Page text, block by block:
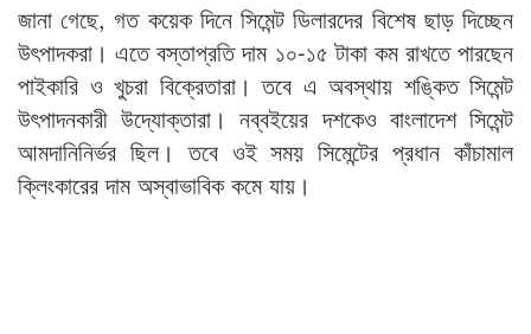
জানা গেছে, গত কয়েক দিনে সিমেন্ট ডিলারদের বিশেষ ছাড় দিচ্ছেন
উৎপাদকরা। এতে বস্তাপ্রতি দাম ১০-১৫ টাকা কম রাখতে পারছেন
পাইকারি ও খুচরা বিক্রেতারা। তবে এ অবস্থায় শঙ্কিত সিমেন্ট
উৎপাদনকারী উদ্যোক্তারা। নব্বইয়ের দশকেও বাংলাদেশ সিমেন্ট
আমদানিনির্ভর ছিল। তবে ওই সময় সিমেন্টের প্রধান কাঁচামাল
ক্লিংকারের দাম অস্বাভাবিক কমে যায়।